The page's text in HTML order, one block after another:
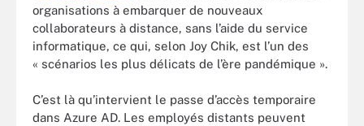
organisations à embarquer de nouveaux
collaborateurs à distance, sans l’aide du service
informatique, ce qui, selon Joy Chik, est l’un des
« scénarios les plus délicats de l’ère pandémique ».
C’est là qu’intervient le passe d’accès temporaire
dans Azure AD. Les employés distants peuvent